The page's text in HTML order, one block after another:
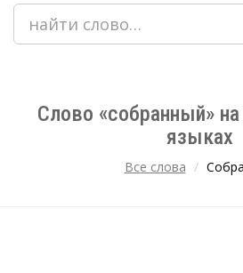
Слово «собранный»
языках
Все слова